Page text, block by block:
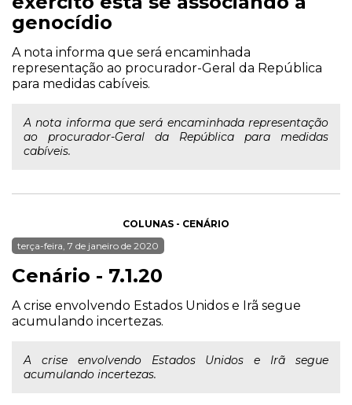
genocídio
A nota informa que será encaminhada
representação ao procurador-Geral da República
para medidas cabíveis.
A nota informa que será encaminhada representação
ao procurador-Geral da República para medidas
cabíveis.
COLUNAS - CENÁRIO
terça-feira, 7 de janeiro de 2020
Cenário - 7.1.20
A crise envolvendo Estados Unidos e Irã segue
acumulando incertezas.
A crise envolvendo Estados Unidos e Irã segue
acumulando incertezas.